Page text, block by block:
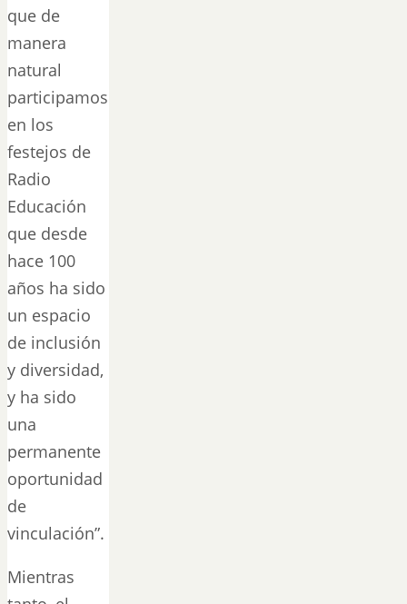
que de
manera
natural
participamos
en los
festejos de
Radio
Educación
que desde
hace 100
años ha sido
un espacio
de inclusión
y diversidad,
y ha sido
una
permanente
oportunidad
de
vinculación”.
Mientras